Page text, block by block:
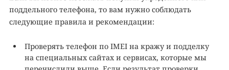
поддельного телефона, то вам нужно соблюдать
следующие правила и рекомендации:
Проверять телефон по IMEI на кражу и подделку
на специальных сайтах и сервисах, которые мы